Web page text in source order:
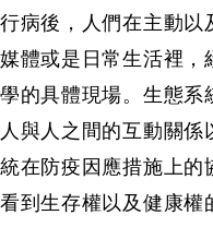
行病後，人們在主動以
媒體或是日常生活裡，
學的具體現場。生態系
人與人之間的互動關
統在防疫因應措施上的
看到生存權以及健康權